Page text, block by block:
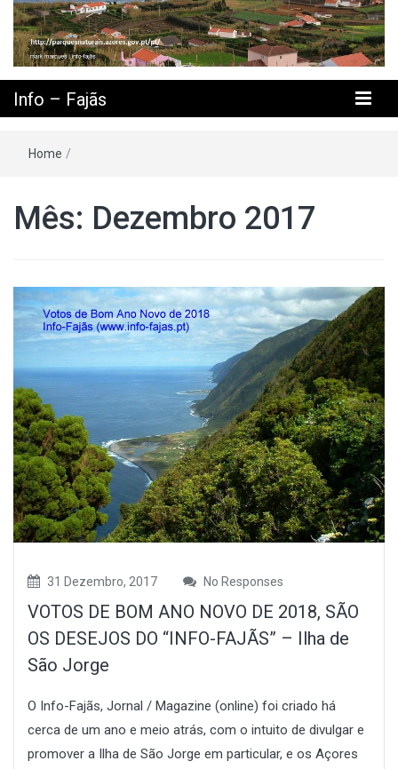
Info – Fajãs
Home /
Mês: Dezembro 2017
31 Dezembro, 2017 No Responses
VOTOS DE BOM ANO NOVO DE 2018, SÃO
OS DESEJOS DO “INFO-FAJÃS” – Ilha de
São Jorge
O Info-Fajãs, Jornal / Magazine (online) foi criado há
cerca de um ano e meio atrás, com o intuito de divulgar e
promover a Ilha de São Jorge em particular, e os Açores